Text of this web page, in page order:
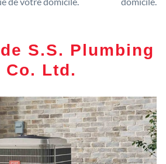
S.S. Plumbing
Co. Ltd.